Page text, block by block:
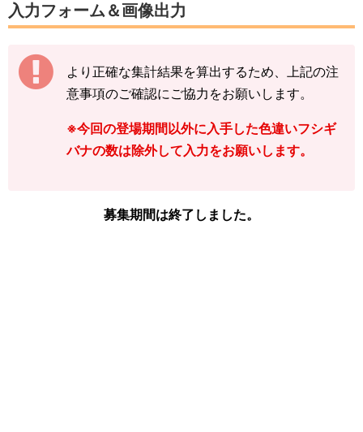
その後の結果が2匹→前回入力した「3」に「+
2」して「5」で送信
下記の情報を入力し、「結果を送信する」をタ
ップしてください。
入力フォーム＆画像出力
より正確な集計結果を算出するため、上記の注
意事項のご確認にご協力をお願いします。
※今回の登場期間以外に入手した色違いフシギ
バナの数は除外して入力をお願いします。
募集期間は終了しました。